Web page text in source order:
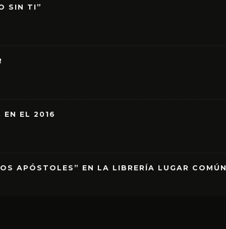
SIN TI”
EN EL 2016
APÓSTOLES” EN LA LIBRERÍA LUGAR COMÚN